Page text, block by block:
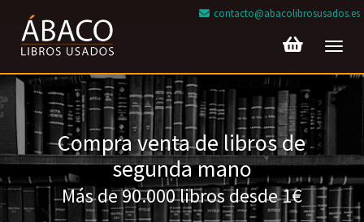
contacto@abacolibrosusados.es
Compra venta de libros de
segunda mano
Más de 90.000 libros desde 1€